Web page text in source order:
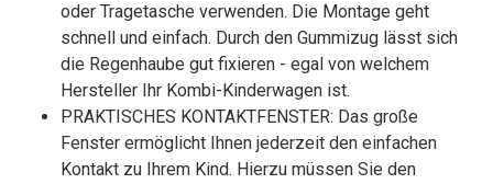
oder Tragetasche verwenden. Die Montage geht
schnell und einfach. Durch den Gummizug lässt sich
die Regenhaube gut fixieren - egal von welchem
Hersteller Ihr Kombi-Kinderwagen ist.
PRAKTISCHES KONTAKTFENSTER: Das große
Fenster ermöglicht Ihnen jederzeit den einfachen
Kontakt zu Ihrem Kind. Hierzu müssen Sie den